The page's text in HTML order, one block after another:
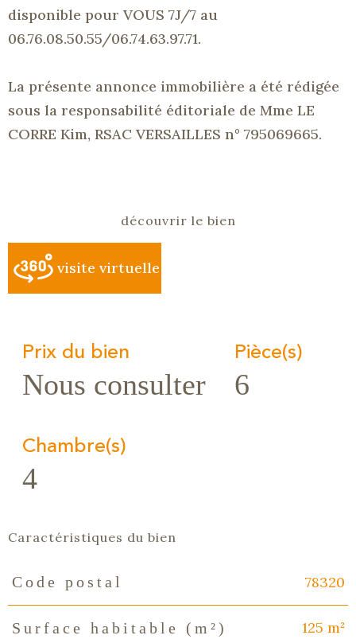
disponible pour VOUS 7J/7 au
06.76.08.50.55/06.74.63.97.71.
La présente annonce immobilière a été rédigée
sous la responsabilité éditoriale de Mme LE
CORRE Kim, RSAC VERSAILLES n° 795069665.
découvrir le bien
visite virtuelle
Prix du bien
Nous consulter
Pièce(s)
6
Chambre(s)
4
Caractéristiques du bien
Caractéristiques
Code postal 78320
Surface habitable (m²) 125 m²